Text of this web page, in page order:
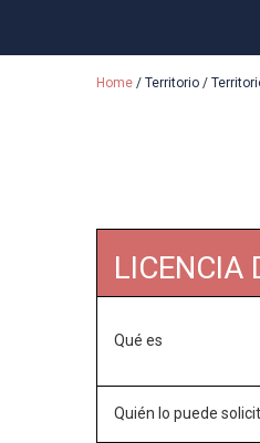
Home / Territorio /
LICENCIA
Qué es
Quién lo puede